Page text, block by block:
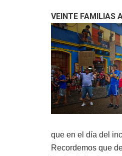
VEINTE FAMILIAS
que en el día del
Recordemos que